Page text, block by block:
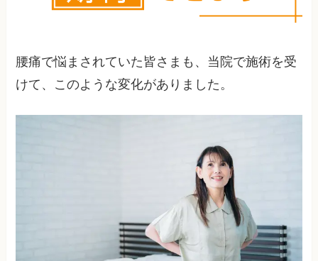
腰痛で悩まされていた皆さまも、当院で施術を受
けて、このような変化がありました。